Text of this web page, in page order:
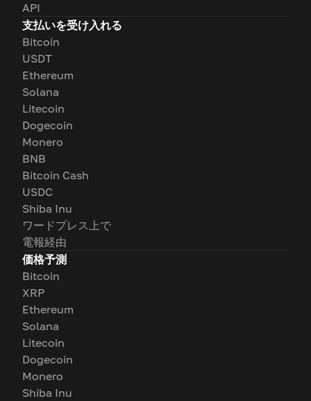
API
支払いを受け入れる
Bitcoin
USDT
Ethereum
Solana
Litecoin
Dogecoin
Monero
BNB
Bitcoin Cash
USDC
Shiba Inu
ワードプレス上で
電報経由
価格予測
Bitcoin
XRP
Ethereum
Solana
Litecoin
Dogecoin
Monero
Shiba Inu